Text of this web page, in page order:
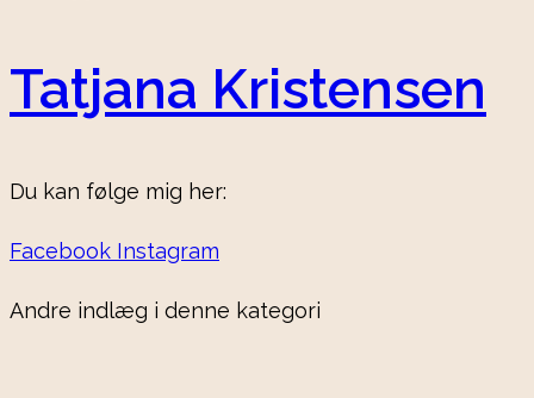
Tatjana Kristensen
Du kan følge mig her:
Facebook Instagram
Andre indlæg i denne kategori